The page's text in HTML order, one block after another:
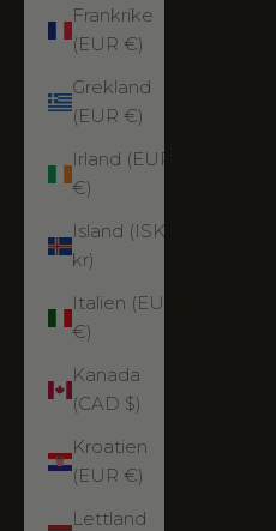
Frankrike
(EUR €)
Grekland
(EUR €)
Irland (EUR
€)
Island (ISK
kr)
Italien (EUR
€)
Kanada
(CAD $)
Kroatien
(EUR €)
Lettland